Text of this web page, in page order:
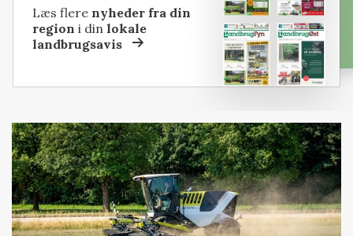
Læs flere nyheder fra din
region i dinlokale
landbrugsavis